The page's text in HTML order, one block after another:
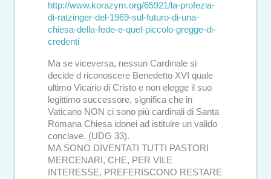
http://www.korazym.org/65921/la-profezia-
di-ratzinger-del-1969-sul-futuro-di-una-
chiesa-della-fede-e-quel-piccolo-gregge-di-
credenti
Ma se viceversa, nessun Cardinale si
decide d riconoscere Benedetto XVI quale
ultimo Vicario di Cristo e non elegge il suo
legittimo successore, significa che in
Vaticano NON ci sono più cardinali di Santa
Romana Chiesa idonei ad istituire un valido
conclave. (UDG 33).
MA SONO DIVENTATI TUTTI PASTORI
MERCENARI, CHE, PER VILE
INTERESSE, PREFERISCONO RESTARE